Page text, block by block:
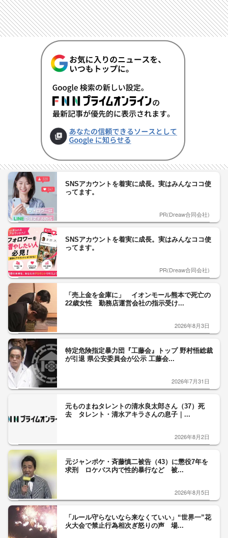
SNSアカウントを着実に成長。実はみんなココ使
ってます。
PR(Dreaw合同会社)
SNSアカウントを着実に成長。実はみんなココ使
ってます。
PR(Dreaw合同会社)
「売上金を金庫に」 イオンモール熊本で死亡の
22歳女性 勤務店運営会社の指示受け...
2026年8月3日
特定危険指定暴力団『工藤会』トップ 野村悟総裁
が引退 県公安委員会が公示 工藤会...
2026年7月31日
元ものまねタレントの清水良太郎さん（37）死
去 タレント・清水アキラさんの息子｜...
2026年8月2日
元ジャンポケ・斉藤慎二被告（43）に懲役7年を
求刑 ロケバス内で性的暴行など 被...
2026年8月5日
「ルール守らないなら来なくていい」“世界一”花
火大会で禁止行為相次ぎ怒りの声 場...